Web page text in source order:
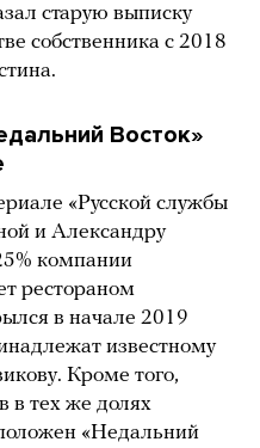
старую выписку
собственника с 2018
Восток»
«Русской службы
и Александру
компании
рестораном
в начале 2019
известному
Кроме того,
в тех же долях
«Недальний